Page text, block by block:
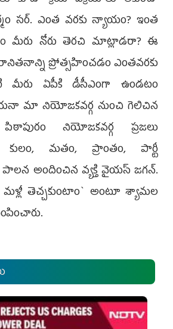
స‌ర్‌. ఎంత వ‌ర‌కు న్యాయం? ఇంత
మీరు నోరు తెర‌చి మాట్లాడ‌రా? ఈ
ప్రోత్స‌హించ‌డం ఎంత‌వ‌ర‌కు
ఏపీకి డీసీఎంగా ఉండ‌టం
మా నియోజ‌క‌వ‌ర్గ నుంచి గెలిచిన
నియోజ‌క‌వ‌ర్గ ప్ర‌జ‌లు
కులం, మ‌తం, ప్రాంతం, పార్టీ
పాల‌న అందించిన వ్య‌క్తి వైయ‌స్ జ‌గ‌న్‌.
తెచ్చ‌కుంటాం` అంటూ శ్యామ‌ల